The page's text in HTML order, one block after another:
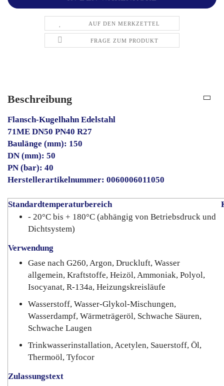
AUF DEN MERKZETTEL
FRAGE ZUM PRODUKT
Beschreibung
Flansch-Kugelhahn Edelstahl
71ME DN50 PN40 R27
Baulänge (mm): 150
DN (mm): 50
PN (bar): 40
Herstellerartikelnummer: 0060006011050
Standardtemperaturbereich
- 20°C bis + 180°C (abhängig von Betriebsdruck und
Dichtsystem)
Verwendung
Gase nach G260, Argon, Druckluft, Wasser
allgemein, Kraftstoffe, Heizöl, Ammoniak, Polyol,
Isocyanat, R-134a, Heizungskreisläufe
Wasserstoff, Wasser-Glykol-Mischungen,
Wasserdampf, Wärmeträgeröl, Schwache Säuren,
Schwache Laugen
Trinkwasserinstallation, Acetylen, Sauerstoff, Öl,
Thermoöl, Tyfocor
Zulassungstext